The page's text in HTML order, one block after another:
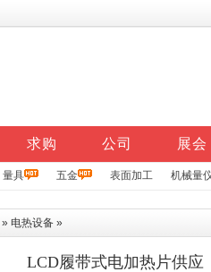
求购 公司 展会
量具 五金 表面加工 机械量
» 电热设备 »
LCD履带式电加热片供应